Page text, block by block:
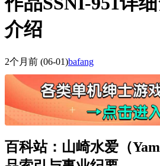
介绍
2个月前 (06-01)bafang
百科站：山崎水爱（